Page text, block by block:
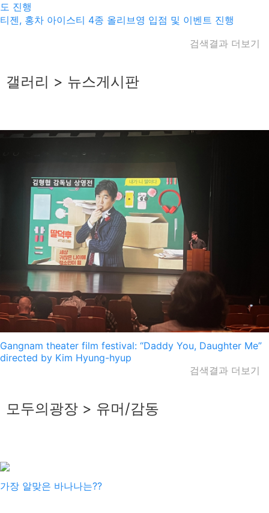
도 진행
티젠, 홍차 아이스티 4종 올리브영 입점 및 이벤트 진행
검색결과 더보기
갤러리 > 뉴스게시판
Gangnam theater film festival: “Daddy You, Daughter Me”
directed by Kim Hyung-hyup
검색결과 더보기
모두의광장 > 유머/감동
가장 알맞은 바나나는??